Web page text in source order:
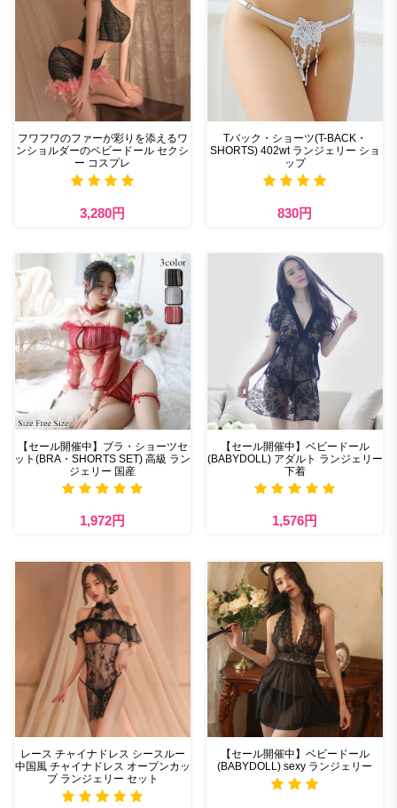
フワフワのファーが彩りを添えるワ
ンショルダーのベビードール セクシ
ー コスプレ
3,280円
Tバック・ショーツ(T-BACK・
SHORTS) 402wt ランジェリー ショ
ップ
830円
【セール開催中】ブラ・ショーツセ
ット(BRA・SHORTS SET) 高級 ラン
ジェリー 国産
1,972円
【セール開催中】ベビードール
(BABYDOLL) アダルト ランジェリー
下着
1,576円
レース チャイナドレス シースルー
中国風 チャイナドレス オープンカッ
プ ランジェリー セット
【セール開催中】ベビードール
(BABYDOLL) sexy ランジェリー